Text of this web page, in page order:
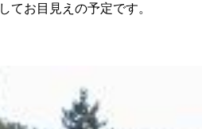
てお目見えの予定です。